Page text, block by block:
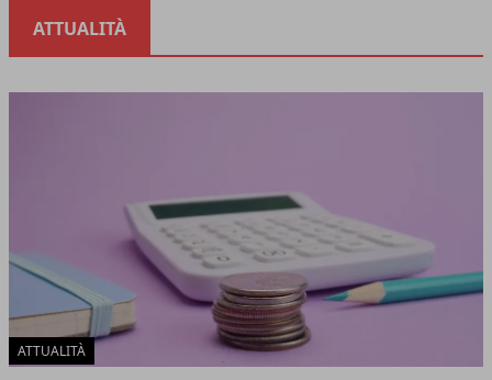
ATTUALITÀ
ATTUALITÀ